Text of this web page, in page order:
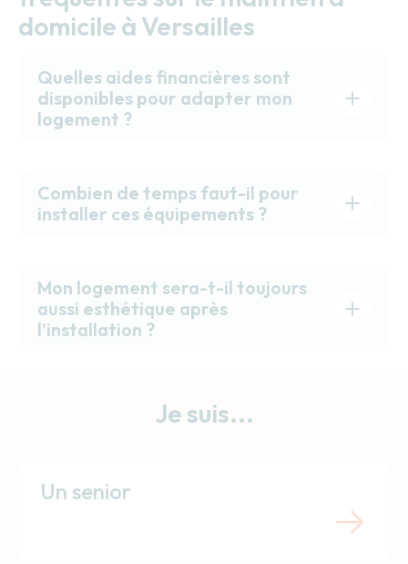
domicile à Versailles
Quelles aides financières sont
disponibles pour adapter mon
logement ?
Combien de temps faut-il pour
installer ces équipements ?
Mon logement sera-t-il toujours
aussi esthétique après
l’installation ?
Je suis...
Un senior